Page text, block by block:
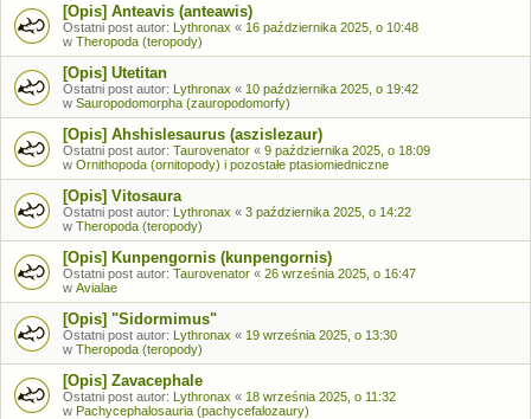
[Opis] Anteavis (anteawis)
Ostatni post autor: Lythronax « 16 października 2025, o 10:48
w Theropoda (teropody)
[Opis] Utetitan
Ostatni post autor: Lythronax « 10 października 2025, o 19:42
w Sauropodomorpha (zauropodomorfy)
[Opis] Ahshislesaurus (aszislezaur)
Ostatni post autor: Taurovenator « 9 października 2025, o 18:09
w Ornithopoda (ornitopody) i pozostałe ptasiomiedniczne
[Opis] Vitosaura
Ostatni post autor: Lythronax « 3 października 2025, o 14:22
w Theropoda (teropody)
[Opis] Kunpengornis (kunpengornis)
Ostatni post autor: Taurovenator « 26 września 2025, o 16:47
w Avialae
[Opis] "Sidormimus"
Ostatni post autor: Lythronax « 19 września 2025, o 13:30
w Theropoda (teropody)
[Opis] Zavacephale
Ostatni post autor: Lythronax « 18 września 2025, o 11:32
w Pachycephalosauria (pachycefalozaury)